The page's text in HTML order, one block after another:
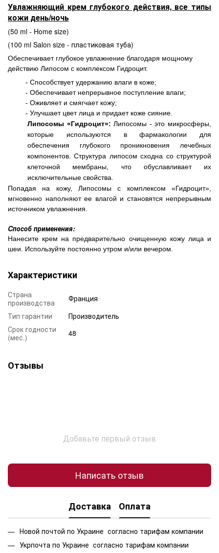
Увлажняющий крем глубокого действия, все типы
кожи день/ночь
(50 ml - Home size)
(100 ml Salon size - пластиковая туба)
Обеспечивает глубокое увлажнение благодаря мощному
действию Липосом с комплексом Гидроцит.
- Способствует удержанию влаги в коже;
- Обеспечивает непрерывное поступление влаги;
- Оживляет и смягчает кожу;
- Улучшает цвет лица и придает коже сияние.
Липосомы «Гидроцит»: Липосомы - это микросферы,
которые используются в фармакологии для
обеспечения глубокого проникновения лечебных
компонентов. Структура липосом сходна со структурой
клеточной мембраны, что обуславливает их
исключительные свойства.
Попадая на кожу, Липосомы с комплексом «Гидроцит»,
мгновенно наполняют ее влагой и становятся непрерывным
источником увлажнения.
Cпособ применения:
Нанесите крем на предварительно очищенную кожу лица и
шеи. Используйте постоянно утром и/или вечером.
Характеристики
Страна
производства
Франция
Тип гарантии
Производитель
Срок годности
(мес.)
48
Отзывы
Добавьте первый отзыв
Написать отзыв
Доставка Оплата
Новой почтой по Украине согласно тарифам компании
Укрпочта по Украине согласно тарифам компании